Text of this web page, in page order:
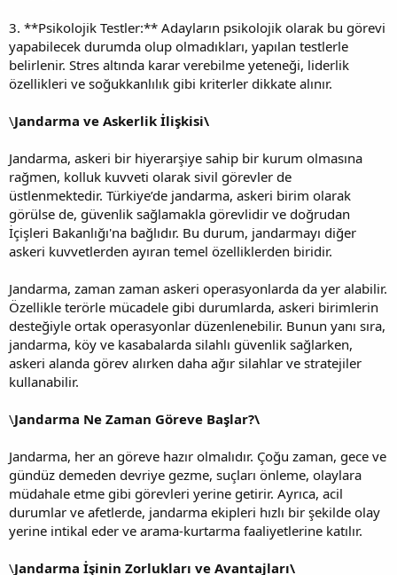
3. **Psikolojik Testler:** Adayların psikolojik olarak bu görevi
yapabilecek durumda olup olmadıkları, yapılan testlerle
belirlenir. Stres altında karar verebilme yeteneği, liderlik
özellikleri ve soğukkanlılık gibi kriterler dikkate alınır.
\Jandarma ve Askerlik İlişkisi\
Jandarma, askeri bir hiyerarşiye sahip bir kurum olmasına
rağmen, kolluk kuvveti olarak sivil görevler de
üstlenmektedir. Türkiye’de jandarma, askeri birim olarak
görülse de, güvenlik sağlamakla görevlidir ve doğrudan
İçişleri Bakanlığı'na bağlıdır. Bu durum, jandarmayı diğer
askeri kuvvetlerden ayıran temel özelliklerden biridir.
Jandarma, zaman zaman askeri operasyonlarda da yer alabilir.
Özellikle terörle mücadele gibi durumlarda, askeri birimlerin
desteğiyle ortak operasyonlar düzenlenebilir. Bunun yanı sıra,
jandarma, köy ve kasabalarda silahlı güvenlik sağlarken,
askeri alanda görev alırken daha ağır silahlar ve stratejiler
kullanabilir.
\Jandarma Ne Zaman Göreve Başlar?\
Jandarma, her an göreve hazır olmalıdır. Çoğu zaman, gece ve
gündüz demeden devriye gezme, suçları önleme, olaylara
müdahale etme gibi görevleri yerine getirir. Ayrıca, acil
durumlar ve afetlerde, jandarma ekipleri hızlı bir şekilde olay
yerine intikal eder ve arama-kurtarma faaliyetlerine katılır.
\Jandarma İşinin Zorlukları ve Avantajları\